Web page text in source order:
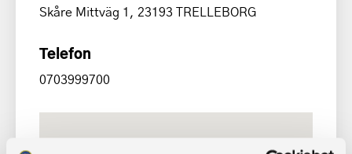
Skåre Mittväg 1, 23193 TRELLEBORG
Telefon
0703999700